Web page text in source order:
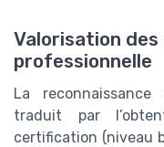
Valorisation
professionnelle
La
traduit par
certification (niveau